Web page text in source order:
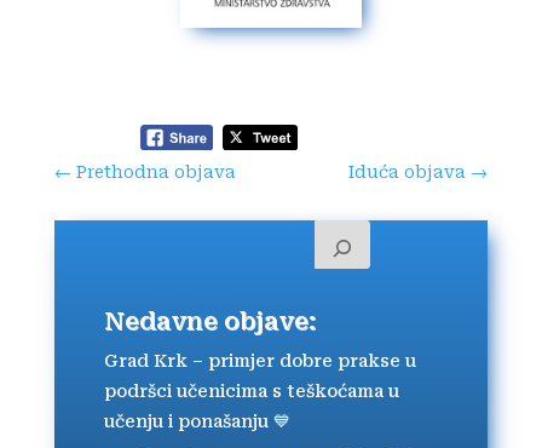
← Prethodna objava Iduća objava →
Nedavne objave:
Grad Krk – primjer dobre prakse u
podršci učenicima s teškoćama u
učenju i ponašanju 💙